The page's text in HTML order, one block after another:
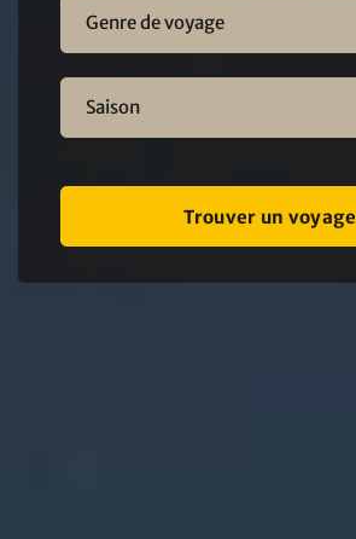
Genre de voyage
Saison
Trouver un voyage